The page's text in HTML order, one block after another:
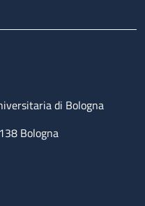
di Bologna
Bologna